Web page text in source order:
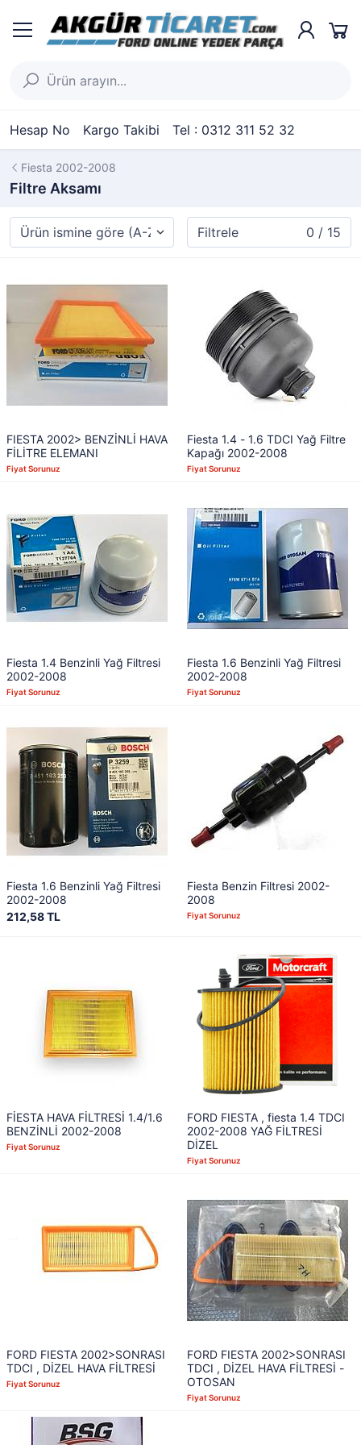
Hesap No Kargo Takibi Tel : 0312 311 52 32
Fiesta 2002-2008
Filtre Aksamı
Filtrele 0 / 15
FIESTA 2002> BENZİNLİ HAVA
FİLİTRE ELEMANI
Fiyat Sorunuz
Fiesta 1.4 - 1.6 TDCI Yağ Filtre
Kapağı 2002-2008
Fiyat Sorunuz
Fiesta 1.4 Benzinli Yağ Filtresi
2002-2008
Fiyat Sorunuz
Fiesta 1.6 Benzinli Yağ Filtresi
2002-2008
Fiyat Sorunuz
Fiesta 1.6 Benzinli Yağ Filtresi
2002-2008
212,58 TL
Fiesta Benzin Filtresi 2002-
2008
Fiyat Sorunuz
FİESTA HAVA FİLTRESİ 1.4/1.6
BENZİNLİ 2002-2008
Fiyat Sorunuz
FORD FIESTA , fiesta 1.4 TDCI
2002-2008 YAĞ FİLTRESİ
DİZEL
Fiyat Sorunuz
FORD FIESTA 2002>SONRASI
TDCI , DİZEL HAVA FİLTRESİ
Fiyat Sorunuz
FORD FIESTA 2002>SONRASI
TDCI , DİZEL HAVA FİLTRESİ -
OTOSAN
Fiyat Sorunuz